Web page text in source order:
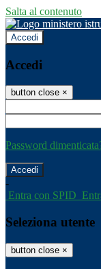
Salta al contenuto
Accedi
Accedi
button close ×
Password
-
Entra con SPID
Seleziona utente
button close ×